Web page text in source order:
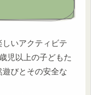
いアクティビテ
児以上の子どもた
びとその安全な